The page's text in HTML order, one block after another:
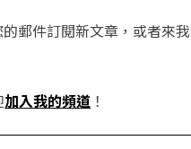
郵件訂閱新文章，或者來
加入我的頻道 ！